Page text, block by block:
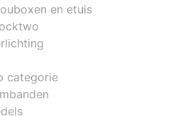
en etuis
categorie